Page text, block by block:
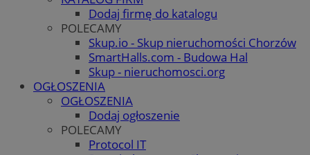
Dodaj firmę do katalogu
POLECAMY
Skup.io - Skup nieruchomości Chorzów
SmartHalls.com - Budowa Hal
Skup - nieruchomosci.org
OGŁOSZENIA
OGŁOSZENIA
Dodaj ogłoszenie
POLECAMY
Protocol IT